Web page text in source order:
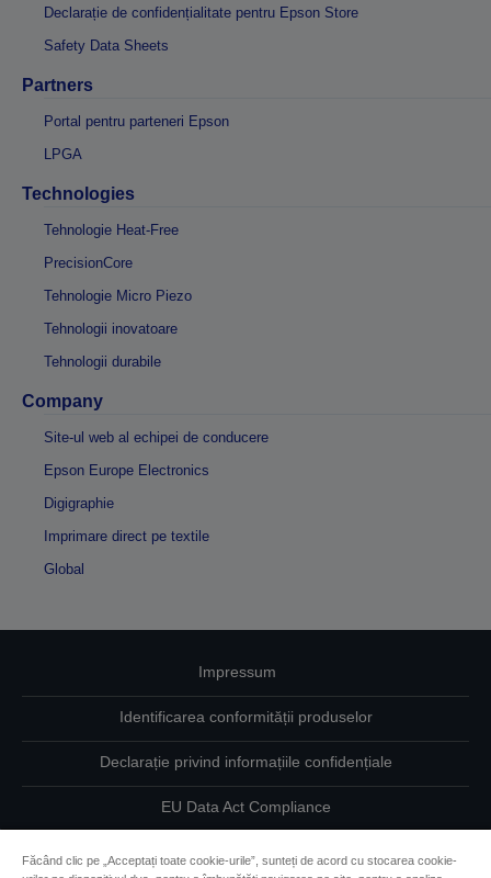
Declarație de confidențialitate pentru Epson Store
Safety Data Sheets
Partners
Portal pentru parteneri Epson
LPGA
Technologies
Tehnologie Heat-Free
PrecisionCore
Tehnologie Micro Piezo
Tehnologii inovatoare
Tehnologii durabile
Company
Site-ul web al echipei de conducere
Epson Europe Electronics
Digigraphie
Imprimare direct pe textile
Global
Impressum
Identificarea conformității produselor
Declarație privind informațiile confidențiale
EU Data Act Compliance
Făcând clic pe „Acceptați toate cookie-urile”, sunteți de acord cu stocarea cookie-